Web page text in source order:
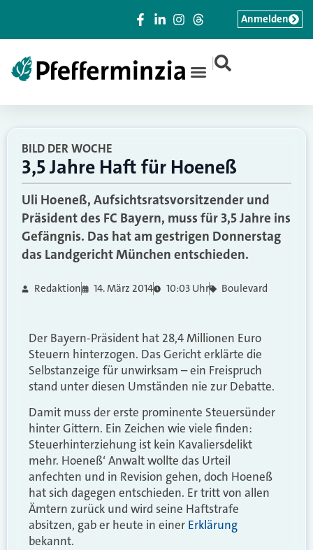
|
Anmelden
BILD DER WOCHE
3,5 Jahre Haft für Hoeneß
Uli Hoeneß, Aufsichtsratsvorsitzender und
Präsident des FC Bayern, muss für 3,5 Jahre ins
Gefängnis. Das hat am gestrigen Donnerstag
das Landgericht München entschieden.
Redaktion 14. März 2014 10:03 Uhr Boulevard
Der Bayern-Präsident hat 28,4 Millionen Euro
Steuern hinterzogen. Das Gericht erklärte die
Selbstanzeige für unwirksam – ein Freispruch
stand unter diesen Umständen nie zur Debatte.
Damit muss der erste prominente Steuersünder
hinter Gittern. Ein Zeichen wie viele finden:
Steuerhinterziehung ist kein Kavaliersdelikt
mehr. Hoeneß‘ Anwalt wollte das Urteil
anfechten und in Revision gehen, doch Hoeneß
hat sich dagegen entschieden. Er tritt von allen
Ämtern zurück und wird seine Haftstrafe
absitzen, gab er heute in einer Erklärung
bekannt.